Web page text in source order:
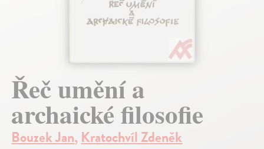
Řeč umění a
archaické filosofie
Bouzek Jan,Kratochvíl Zdeněk